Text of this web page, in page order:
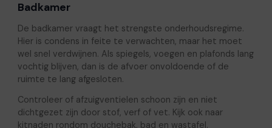
Badkamer
De badkamer vraagt het strengste onderhoudsregime.
Hier is condens in feite te verwachten, maar het moet
wel snel verdwijnen. Als spiegels, voegen en plafonds lang
vochtig blijven, dan is de afvoer onvoldoende of de
ruimte te lang afgesloten.
Controleer of afzuigventielen schoon zijn en niet
dichtgezet zijn door stof, verf of vet. Kijk ook naar
kitnaden rondom douchebak, bad en wastafel.